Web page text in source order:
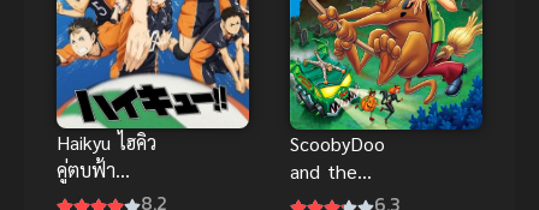
Haikyu ไฮคิว
คู่ตบฟ้า
ประทาน ภาค
8.2
ScoobyDoo
and the
Goblin King6.3